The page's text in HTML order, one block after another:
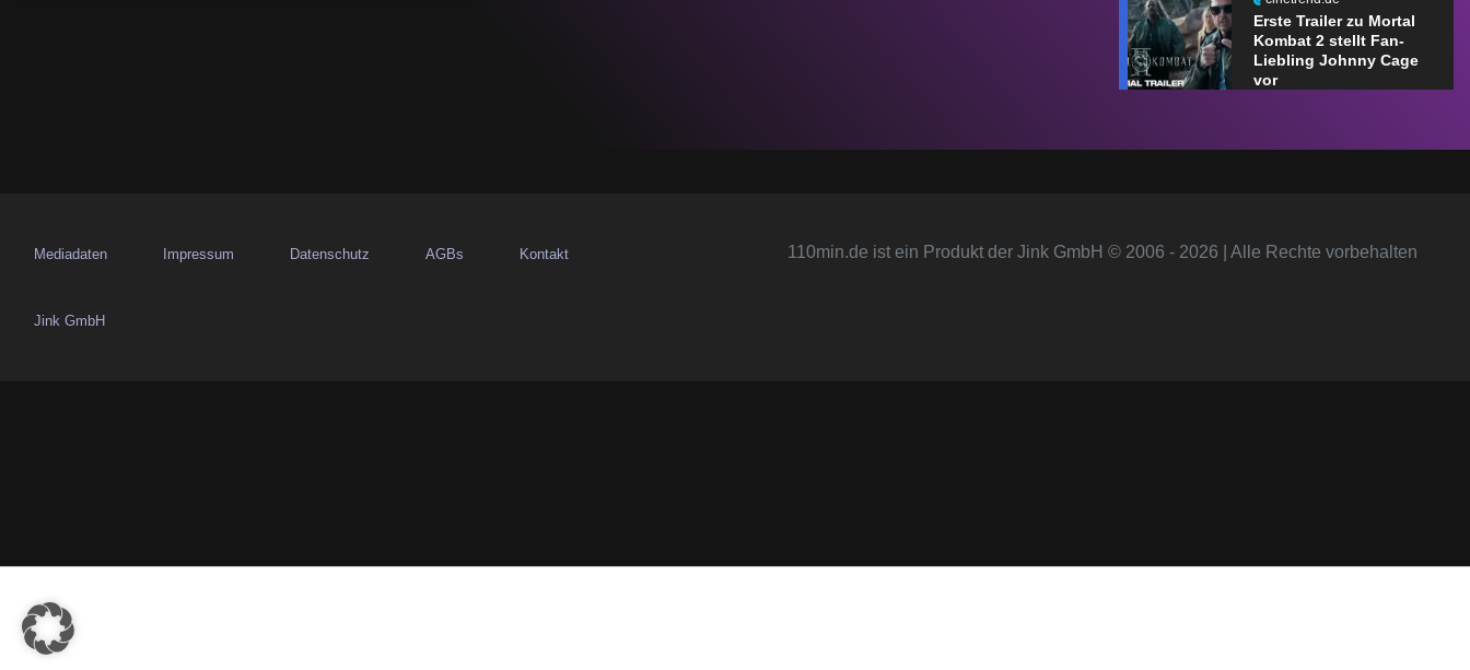
i
g
Erste Trailer zu Mortal
Kombat 2 stellt Fan-
Liebling Johnny Cage
vor
Mediadaten Impressum Datenschutz AGBs Kontakt
Jink GmbH
110min.de ist ein Produkt der Jink GmbH © 2006 - 2026 | Alle Rechte vorbehalten